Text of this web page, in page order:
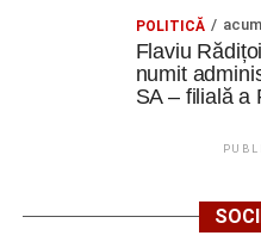
POLITICĂ
Flaviu
numit
SA – filială a